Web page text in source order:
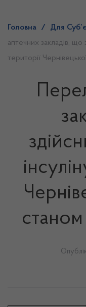
Головна / Для
аптечних закладів, що
території